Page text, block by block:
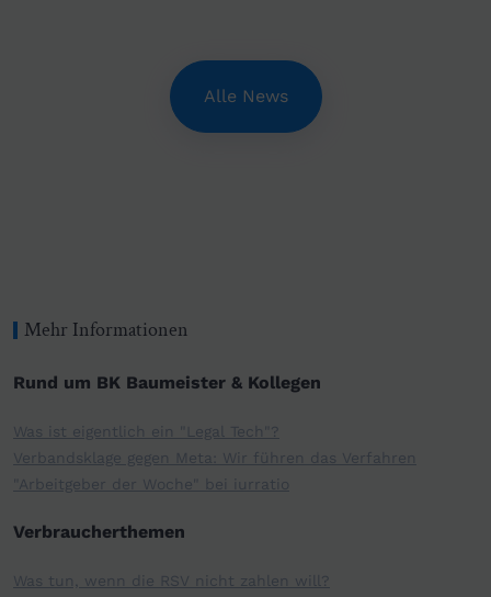
Alle News
Mehr Informationen
Rund um BK Baumeister & Kollegen
Was ist eigentlich ein "Legal Tech"?
Verbandsklage gegen Meta: Wir führen das Verfahren
"Arbeitgeber der Woche" bei iurratio
Verbraucherthemen
Was tun, wenn die RSV nicht zahlen will?